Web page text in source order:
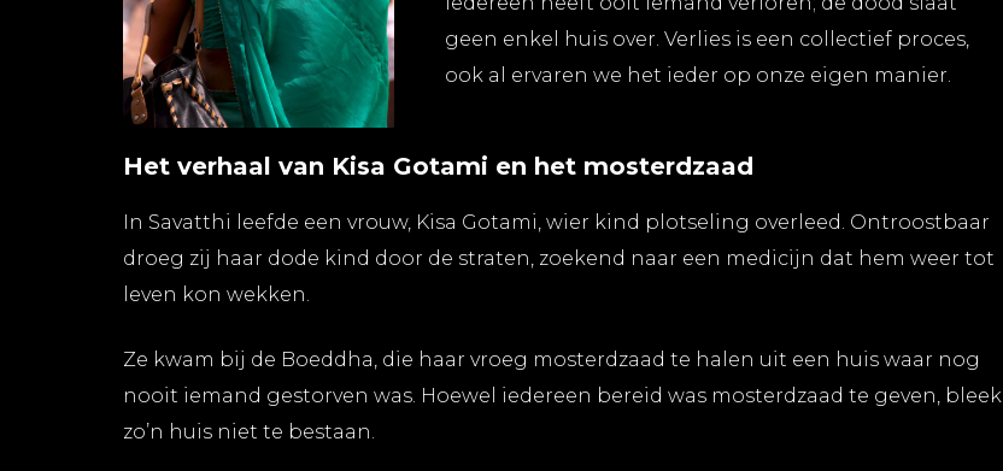
geen enkel huis over. Verlies is een collectief proces,
ook al ervaren we het ieder op onze eigen manier.
Het verhaal van Kisa Gotami en het mosterdzaad
In Savatthi leefde een vrouw, Kisa Gotami, wier kind plotseling overleed. Ontroostbaar
droeg zij haar dode kind door de straten, zoekend naar een medicijn dat hem weer tot
leven kon wekken.
Ze kwam bij de Boeddha, die haar vroeg mosterdzaad te halen uit een huis waar nog
nooit iemand gestorven was. Hoewel iedereen bereid was mosterdzaad te geven, bleek
zo’n huis niet te bestaan.